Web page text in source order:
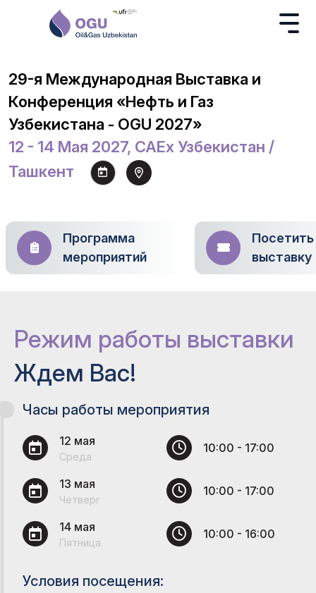
29-я Международная Выставка и
Конференция «Нефть и Газ
Узбекистана - OGU 2027»
12 - 14 Мая 2027, CAEx Узбекистан /
Ташкент
Программа
мероприятий
Посетить
выставку
Режим работы выставки
Ждем Вас!
Часы работы мероприятия
12 мая
Среда
10:00 - 17:00
13 мая
Четверг
10:00 - 17:00
14 мая
Пятница
10:00 - 16:00
Условия посещения: